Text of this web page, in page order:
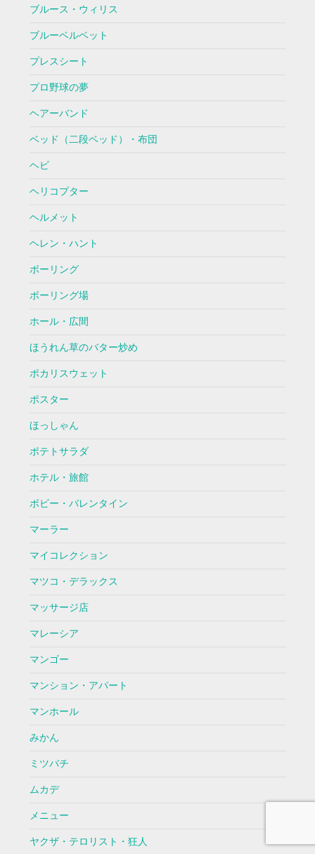
ブルース・ウィリス
ブルーベルベット
プレスシート
プロ野球の夢
ヘアーバンド
ベッド（二段ベッド）・布団
ヘビ
ヘリコプター
ヘルメット
ヘレン・ハント
ボーリング
ボーリング場
ホール・広間
ほうれん草のバター炒め
ポカリスウェット
ポスター
ほっしゃん
ポテトサラダ
ホテル・旅館
ボビー・バレンタイン
マーラー
マイコレクション
マツコ・デラックス
マッサージ店
マレーシア
マンゴー
マンション・アパート
マンホール
みかん
ミツバチ
ムカデ
メニュー
ヤクザ・テロリスト・狂人